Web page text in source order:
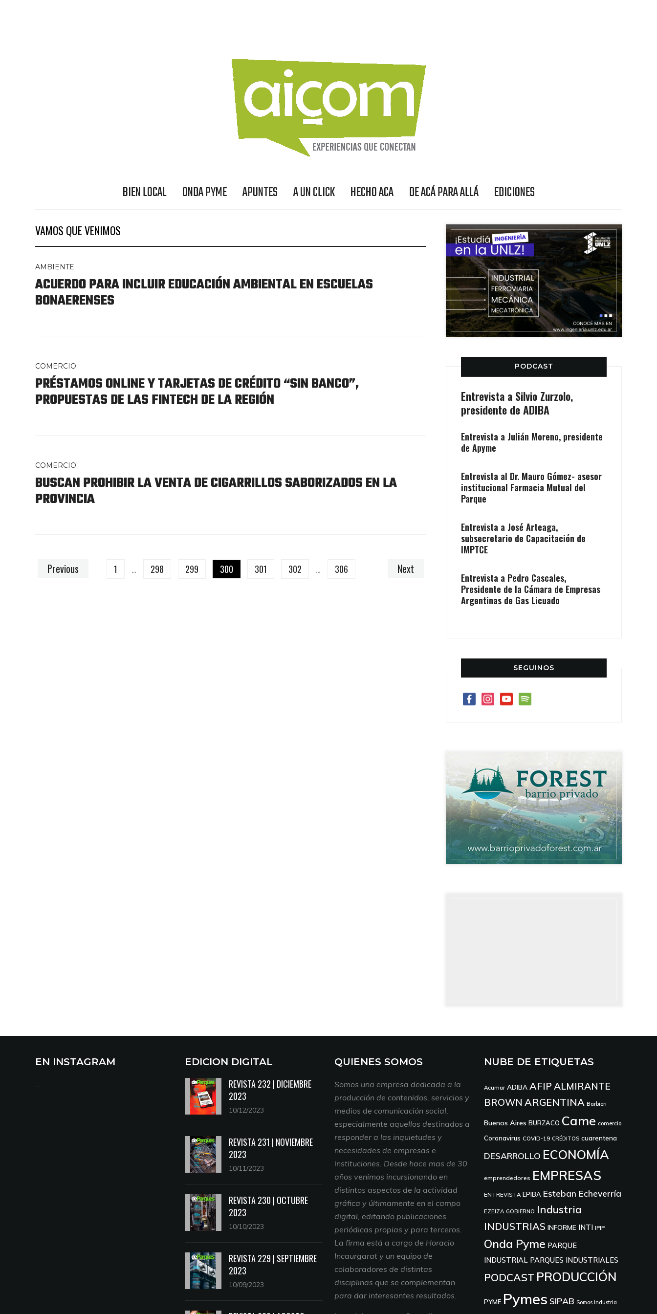
BIEN LOCAL ONDA PYME APUNTES A UN CLICK HECHO ACA DE ACÁ PARA ALLÁ EDICIONES
VAMOS QUE VENIMOS
AMBIENTE
ACUERDO PARA INCLUIR EDUCACIÓN AMBIENTAL EN ESCUELAS
BONAERENSES
COMERCIO
PRÉSTAMOS ONLINE Y TARJETAS DE CRÉDITO “SIN BANCO”,
PROPUESTAS DE LAS FINTECH DE LA REGIÓN
COMERCIO
BUSCAN PROHIBIR LA VENTA DE CIGARRILLOS SABORIZADOS EN LA
PROVINCIA
Previous 1 … 298 299 300 301 302 … 306 Next
PODCAST
Entrevista a Silvio Zurzolo,
presidente de ADIBA
Entrevista a Julián Moreno, presidente
de Apyme
Entrevista al Dr. Mauro Gómez- asesor
institucional Farmacia Mutual del
Parque
Entrevista a José Arteaga,
subsecretario de Capacitación de
IMPTCE
Entrevista a Pedro Cascales,
Presidente de la Cámara de Empresas
Argentinas de Gas Licuado
SEGUINOS
facebookinstagramyoutubespotify
EN INSTAGRAM EDICION DIGITAL
REVISTA 232 | DICIEMBRE
2023
10/12/2023
REVISTA 231 | NOVIEMBRE
2023
10/11/2023
REVISTA 230 | OCTUBRE
2023
10/10/2023
REVISTA 229 | SEPTIEMBRE
2023
10/09/2023
QUIENES SOMOS
Somos una empresa dedicada a la
producción de contenidos, servicios y
medios de comunicación social,
especialmente aquellos destinados a
responder a las inquietudes y
necesidades de empresas e
instituciones. Desde hace mas de 30
años venimos incursionando en
distintos aspectos de la actividad
gráfica y últimamente en el campo
digital, editando publicaciones
periódicas propias y para terceros.
La firma está a cargo de Horacio
Incaurgarat y un equipo de
colaboradores de distintas
disciplinas que se complementan
para dar interesantes resultados.
NUBE DE ETIQUETAS
Acumar ADIBA AFIP ALMIRANTE
BROWN ARGENTINA Barbieri
Buenos Aires BURZACO Came comercio
Coronavirus COVID-19 CRÉDITOS cuarentena
DESARROLLO ECONOMÍA
emprendedores EMPRESAS
ENTREVISTA EPIBA Esteban Echeverría
EZEIZA GOBIERNO Industria
INDUSTRIAS INFORME INTI IPIP
Onda Pyme PARQUE
INDUSTRIAL PARQUES INDUSTRIALES
PODCAST PRODUCCIÓN
PYME Pymes SIPAB Somos Industria